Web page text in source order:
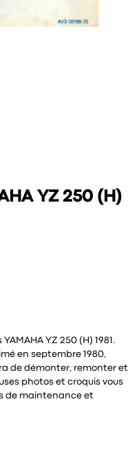
YZ 250 (H)
YZ 250 (H) 1981.
en septembre 1980,
de démonter, remonter et
photos et croquis vous
de maintenance et